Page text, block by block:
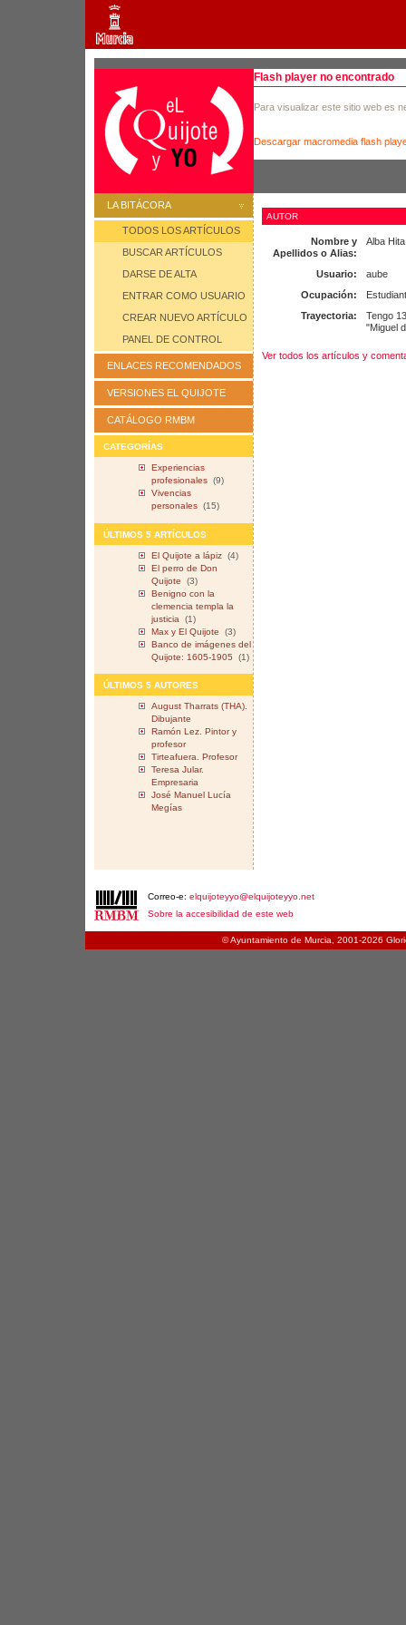
Flash player no encontrado
Para visualizar este sitio web es
Descargar macromedia flash
LA BITÁCORA
TODOS LOS ARTÍCULOS
BUSCAR ARTÍCULOS
DARSE DE ALTA
ENTRAR COMO USUARIO
CREAR NUEVO ARTÍCULO
PANEL DE CONTROL
ENLACES RECOMENDADOS
VERSIONES EL QUIJOTE
CATÁLOGO RMBM
CATEGORÍAS
Experiencias
profesionales (9)
Vivencias
personales (15)
ÚLTIMOS 5 ARTÍCULOS
El Quijote a lápiz (4)
El perro de Don
Quijote
(3)
Benigno con la
clemencia templa la
justicia
(1)
Max y El Quijote
(3)
Banco de imágenes del
Quijote: 1605-1905
(1)
ÚLTIMOS 5 AUTORES
August Tharrats (THA).
Dibujante
Ramón Lez. Pintor y
profesor
Tirteafuera. Profesor
Teresa Jular.
Empresaria
José Manuel Lucía
Megías
AUTOR
Nombre y
Apellidos o Alias:
Alba
Usuario:
aube
Ocupación:
Trayectoria:
Tengo
"Miguel
Ver todos los artículos y
Correo-e: elquijoteyyo@elquijoteyyo.net
Sobre la accesibilidad de este web
© Ayuntamiento de Murcia, 2001-2026